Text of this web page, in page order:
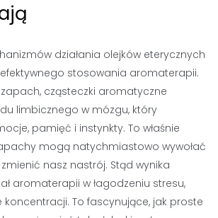
działania olejków eterycznych
stosowania aromaterapii.
cząsteczki aromatyczne
limbicznego w mózgu, który
pamięć i instynkty. To właśnie
mogą natychmiastowo wywołać
nasz nastrój. Stąd wynika
aromaterapii w łagodzeniu stresu,
koncentracji. To fascynujące, jak proste